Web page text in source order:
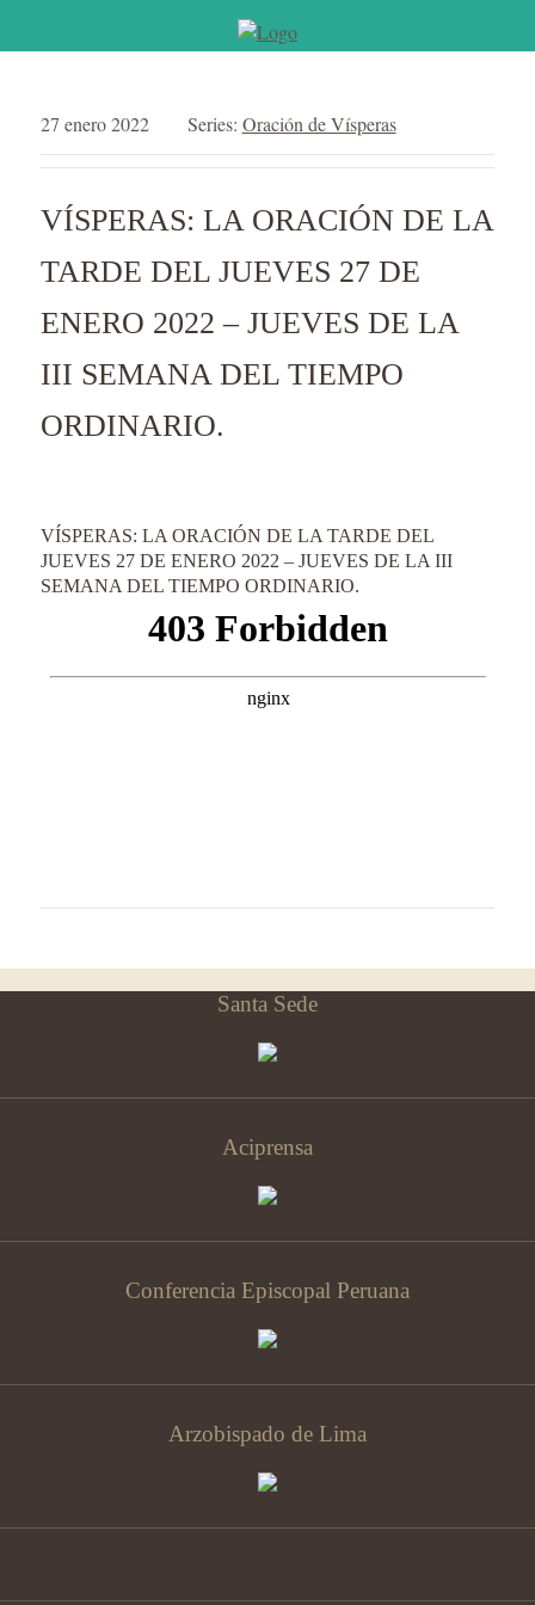
27 enero 2022 Series: Oración de Vísperas
VÍSPERAS: LA ORACIÓN DE LA
TARDE DEL JUEVES 27 DE
ENERO 2022 – JUEVES DE LA
III SEMANA DEL TIEMPO
ORDINARIO.
VÍSPERAS: LA ORACIÓN DE LA TARDE DEL
JUEVES 27 DE ENERO 2022 – JUEVES DE LA III
SEMANA DEL TIEMPO ORDINARIO.
Santa Sede
Aciprensa
Conferencia Episcopal Peruana
Arzobispado de Lima